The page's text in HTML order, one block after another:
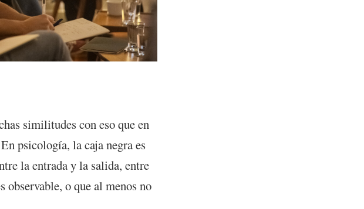
similitudes con eso que en
psicología, la caja negra es
la entrada y la salida, entre
observable, o que al menos no